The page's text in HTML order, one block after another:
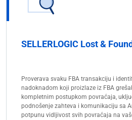
SELLERLOGIC Lost &
Proverava svaku FBA transakciju i
nadoknadom koji proizlaze iz FBA
kompletnim postupkom povraćaja,
podnošenje zahteva i komunikaciju sa
potpunu vidljivost svih povraćaja na